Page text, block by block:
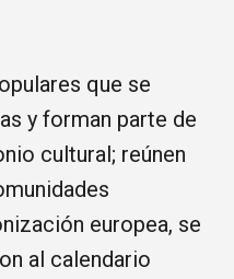
que se
y forman parte de
cultural; reúnen
europea, se
al calendario